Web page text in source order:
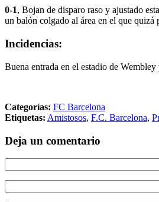
0-1, Bojan de disparo raso y ajustado
un balón colgado al área en el que quizá
Incidencias:
Buena entrada en el estadio de
Categorías: FC Barcelona
Etiquetas: Amistosos, F.C. Barcelona,
Deja un comentario